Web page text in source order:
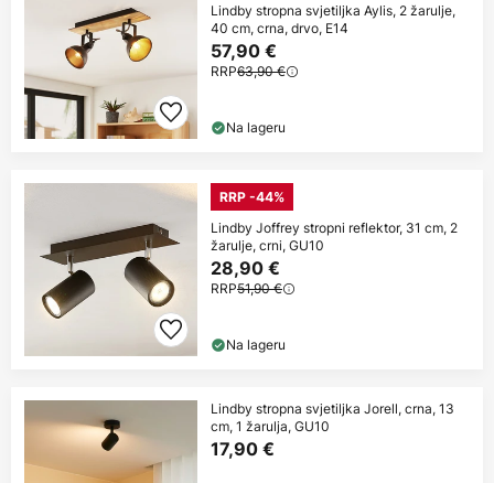
Lindby stropna svjetiljka Aylis, 2 žarulje,
40 cm, crna, drvo, E14
57,90 €
RRP63,90 €
Na lageru
RRP -44%
Lindby Joffrey stropni reflektor, 31 cm, 2
žarulje, crni, GU10
28,90 €
RRP51,90 €
Na lageru
Lindby stropna svjetiljka Jorell, crna, 13
cm, 1 žarulja, GU10
17,90 €